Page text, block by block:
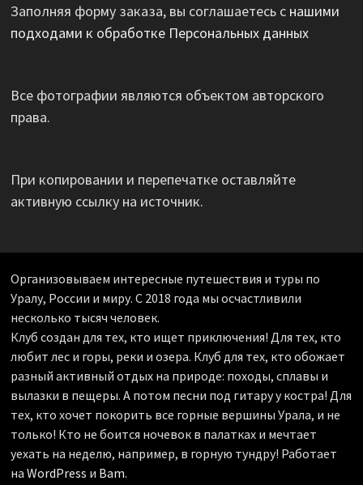
Заполняя форму заказа, вы соглашаетесь с нашими
подходами к обработке Персональных данных
Все фотографии являются объектом авторского
права.
При копировании и перепечатке оставляйте
активную ссылку на источник.
Организовываем интересные путешествия и туры по
Уралу, России и миру. С 2018 года мы осчастливили
несколько тысяч человек.
Клуб создан для тех, кто ищет приключения! Для тех, кто
любит лес и горы, реки и озера. Клуб для тех, кто обожает
разный активный отдых на природе: походы, сплавы и
вылазки в пещеры. А потом песни под гитару у костра! Для
тех, кто хочет покорить все горные вершины Урала, и не
только! Кто не боится ночевок в палатках и мечтает
уехать на неделю, например, в горную тундру! Работает
на WordPress и Bam.